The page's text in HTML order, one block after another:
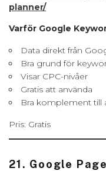
planner/
Varför Google
Data direkt från
Bra grund för
Visar CPC-nivåer
Gratis att använda
Bra komplement till
Pris: Gratis
21. Google